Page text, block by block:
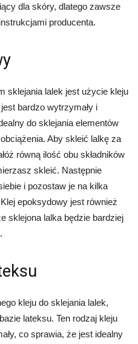
dla skóry, dlatego zawsze
producenta.
sklejania lalek jest użycie kleju
bardzo wytrzymały i
do sklejania elementów
Aby skleić lalkę za
równą ilość obu składników
skleić. Następnie
i pozostaw je na kilka
epoksydowy jest również
sklejona lalka będzie bardziej
kleju do sklejania lalek,
lateksu. Ten rodzaj kleju
co sprawia, że jest idealny